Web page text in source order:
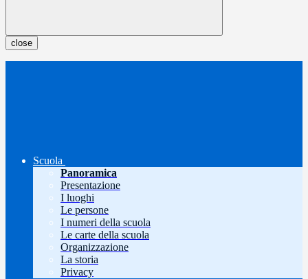
close
Scuola
Panoramica
Presentazione
I luoghi
Le persone
I numeri della scuola
Le carte della scuola
Organizzazione
La storia
Privacy